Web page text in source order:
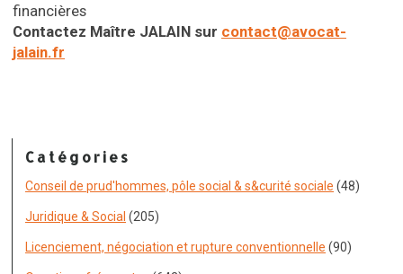
financières
Contactez Maître JALAIN sur contact@avocat-
jalain.fr
Catégories
Conseil de prud'hommes, pôle social & s&curité sociale (48)
Juridique & Social (205)
Licenciement, négociation et rupture conventionnelle (90)